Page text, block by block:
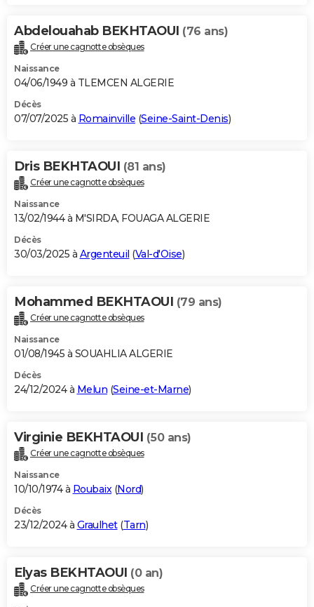
Abdelouahab BEKHTAOUI (76 ans)
Créer une cagnotte obsèques
Naissance
04/06/1949 à TLEMCEN ALGERIE
Décès
07/07/2025 à Romainville (Seine-Saint-Denis)
Dris BEKHTAOUI (81 ans)
Créer une cagnotte obsèques
Naissance
13/02/1944 à M'SIRDA, FOUAGA ALGERIE
Décès
30/03/2025 à Argenteuil (Val-d'Oise)
Mohammed BEKHTAOUI (79 ans)
Créer une cagnotte obsèques
Naissance
01/08/1945 à SOUAHLIA ALGERIE
Décès
24/12/2024 à Melun (Seine-et-Marne)
Virginie BEKHTAOUI (50 ans)
Créer une cagnotte obsèques
Naissance
10/10/1974 à Roubaix(Nord)
Décès
23/12/2024 à Graulhet(Tarn)
Elyas BEKHTAOUI (0 an)
Créer une cagnotte obsèques